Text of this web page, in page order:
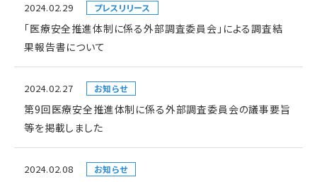
2024.02.29 プレスリリース
「医療安全推進体制に係る外部調査委員会」による調査結
果報告書について
2024.02.27 お知らせ
第9回医療安全推進体制に係る外部調査委員会の議事要旨
等を掲載しました
2024.02.08 お知らせ